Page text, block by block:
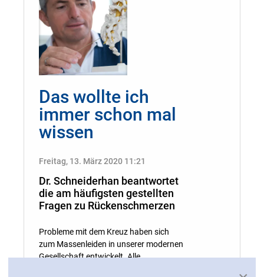
Das wollte ich
immer schon mal
wissen
Freitag, 13. März 2020 11:21
Dr. Schneiderhan beantwortet
die am häufigsten gestellten
Fragen zu Rückenschmerzen
Probleme mit dem Kreuz haben sich
zum Massenleiden in unserer modernen
Gesellschaft entwickelt. Alle